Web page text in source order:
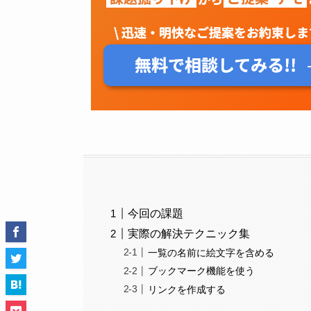
今回の課題
実際の解決テクニック集
一覧の名前に絵文字を含める
ブックマーク機能を使う
リンクを作成する